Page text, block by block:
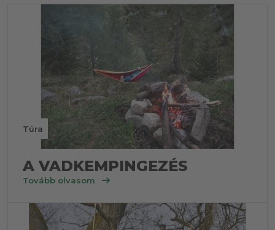
Túra
A VADKEMPINGEZÉS
Tovább olvasom arrow_right_alt